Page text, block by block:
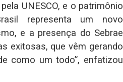
UNESCO, e o patrimônio
representa um novo
e a presença do Sebrae
exitosas, que vêm gerando
como um todo”, enfatizou